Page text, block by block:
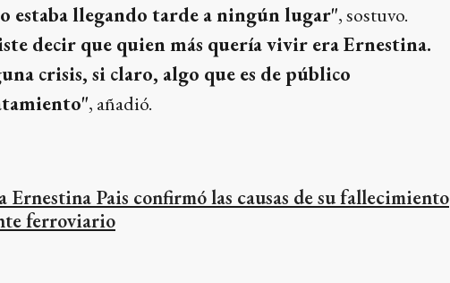
estaba llegando tarde a ningún lugar", sostuvo.
decir que quien más quería vivir era Ernestina.
crisis, si claro, algo que es de público
, añadió.
Ernestina Pais confirmó las causas de su fallecimiento
ferroviario